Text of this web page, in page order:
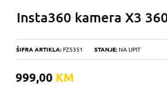
Insta360 kamera X3
ŠIFRA ARTIKLA: FZ5351 STANJE: NA UPIT
999,00 KM